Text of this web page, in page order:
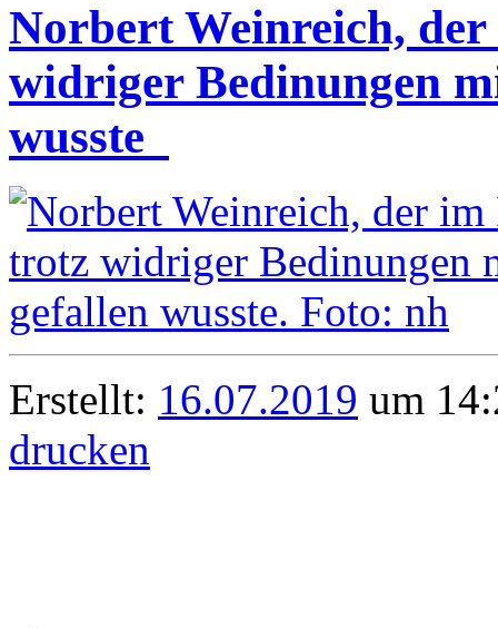
Norbert Weinreich,
widriger Bedinungen
wusste_
Erstellt: 16.07.2019 um
drucken